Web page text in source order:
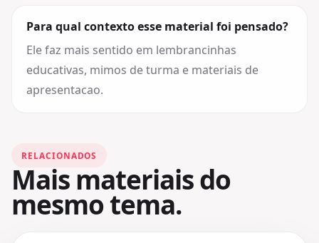
Para qual contexto esse material foi pensado?
Ele faz mais sentido em lembrancinhas
educativas, mimos de turma e materiais de
apresentacao.
RELACIONADOS
Mais materiais do
mesmo tema.